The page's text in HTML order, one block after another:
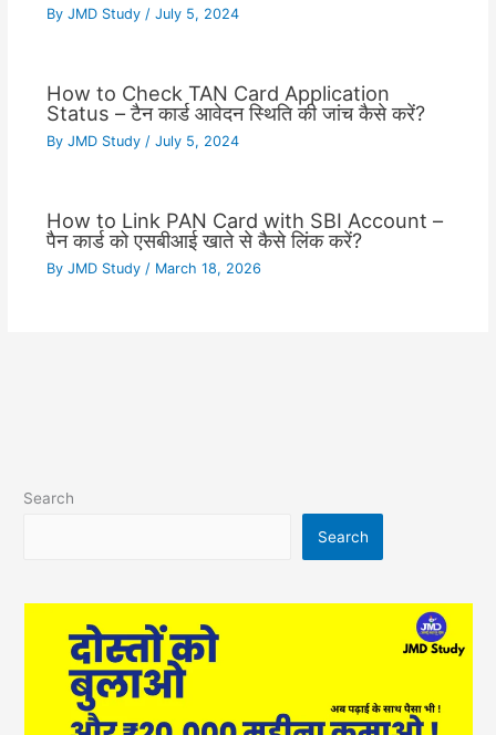
By JMD Study / July 5, 2024
How to Check TAN Card Application
Status – टैन कार्ड आवेदन स्थिति की जांच कैसे करें?
By JMD Study / July 5, 2024
How to Link PAN Card with SBI Account –
पैन कार्ड को एसबीआई खाते से कैसे लिंक करें?
By JMD Study / March 18, 2026
Search
Search